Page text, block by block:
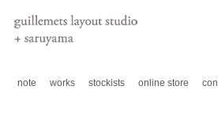
note works stockists online store